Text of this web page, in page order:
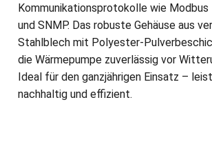
Kommunikationsprotokolle wie Modbus
und SNMP. Das robuste Gehäuse aus
Stahlblech mit Polyester-
die Wärmepumpe zuverlässig vor
Ideal für den ganzjährigen Einsatz –
nachhaltig und effizient.